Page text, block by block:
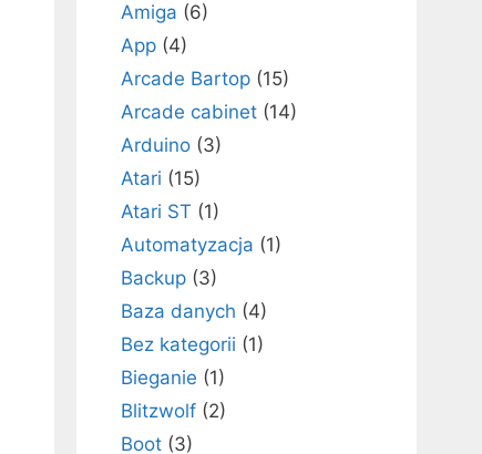
Amiga (6)
App (4)
Arcade Bartop (15)
Arcade cabinet (14)
Arduino (3)
Atari (15)
Atari ST (1)
Automatyzacja (1)
Backup (3)
Baza danych (4)
Bez kategorii (1)
Bieganie (1)
Blitzwolf (2)
Boot (3)